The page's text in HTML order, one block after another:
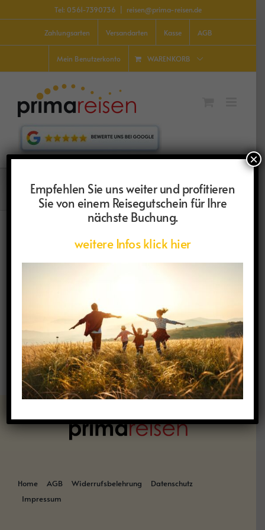
Inhalt
Tel: 0561-7390736 reisen@prima-reisen.de
Zahlungsarten Versandarten Kasse AGB
Mein Benutzerkonto WARENKORB
Holster
Home AGB Widerrufsbelehrung
Datenschutz
Impressum
Empfehlen Sie uns weiter und profitieren
Sie von einem Reisegutschein für Ihre
nächste Buchung.
weitere Infos klick hier
×